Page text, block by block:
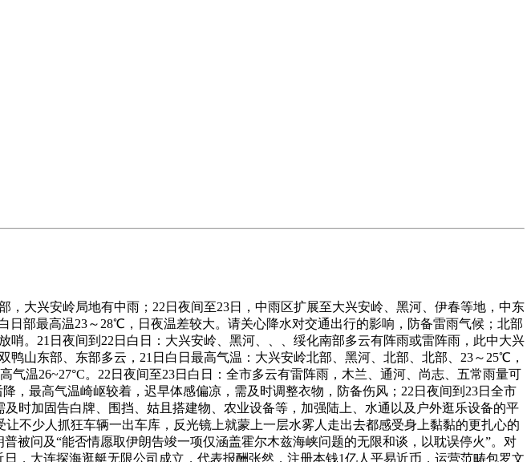
大兴安岭局地有中雨；22日夜间至23日，中雨区扩展至大兴安岭、黑河、伊春等地，中东
部最高温23～28℃，日夜温差较大。请关心降水对交通出行的影响，防备雷雨气候；北部
。21日夜间到22日白日：大兴安岭、黑河、、、绥化南部多云有阵雨或雷阵雨，此中大兴
山东部、东部多云，21日白日最高气温：大兴安岭北部、黑河、北部、北部、23～25℃，
温26~27°C。22日夜间至23日白日：全市多云有雷阵雨，木兰、通河、尚志、五常雨量可
，最高气温崎岖较着，迟早体感偏凉，需及时调整衣物，防备伤风；22日夜间到23日全市
时加固告白牌、围挡、姑且搭建物、农业设备等，加强陆上、水通以及户外逛乐设备的平
不少人抓狂车辆一出车库，反光镜上就蒙上一层水雾人走出去都感受身上黏黏的更扎心的
被问及“能否情愿取伊朗告竣一项仅涵盖霍尔木兹海峡问题的无限和谈，以耽误停火”。对
，大连探海逛艇无限公司成立，代表报酬张然，注册本钱1亿人平易近币，运营范畴包罗文